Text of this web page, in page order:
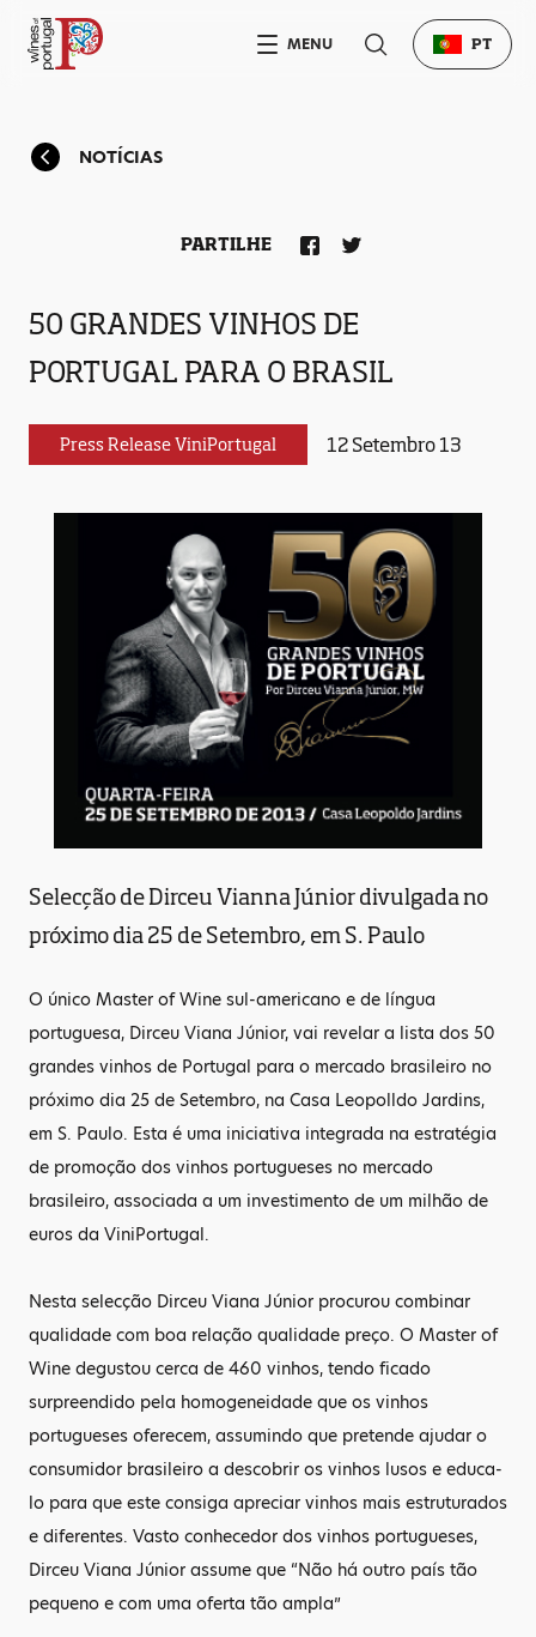
NOTÍCIAS
50 GRANDES VINHOS DE
PORTUGAL PARA O BRASIL
Press Release ViniPortugal 12 Setembro 13
PARTILHE
Selecção de Dirceu Vianna Júnior divulgada no
próximo dia 25 de Setembro, em S. Paulo
O único Master of Wine sul-americano e de língua
portuguesa, Dirceu Viana Júnior, vai revelar a lista dos 50
grandes vinhos de Portugal para o mercado brasileiro no
próximo dia 25 de Setembro, na Casa Leopolldo Jardins,
em S. Paulo. Esta é uma iniciativa integrada na estratégia
de promoção dos vinhos portugueses no mercado
brasileiro, associada a um investimento de um milhão de
euros da ViniPortugal.
Nesta selecção Dirceu Viana Júnior procurou combinar
qualidade com boa relação qualidade preço. O Master of
Wine degustou cerca de 460 vinhos, tendo ficado
surpreendido pela homogeneidade que os vinhos
portugueses oferecem, assumindo que pretende ajudar o
consumidor brasileiro a descobrir os vinhos lusos e educa-
lo para que este consiga apreciar vinhos mais estruturados
e diferentes. Vasto conhecedor dos vinhos portugueses,
Dirceu Viana Júnior assume que “Não há outro país tão
pequeno e com uma oferta tão ampla”
MENU PT